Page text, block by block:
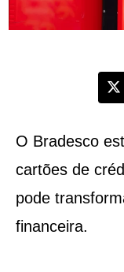
O Bradesco
cartões de
pode
financeira.